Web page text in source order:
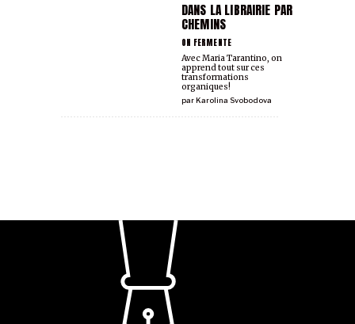
DANS LA LIBRAIRIE PAR
CHEMINS
ON FERMENTE
parKarolina Svobodova
Avec Maria Tarantino, on
apprend tout sur ces
transformations
organiques!